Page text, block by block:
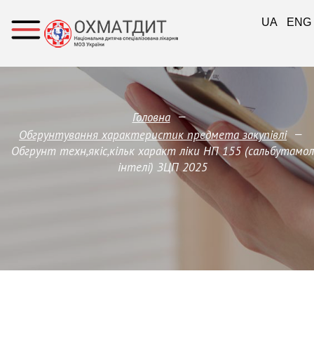
Головна —
Обгрунтування характеристик предмета закупівлi —
Обгрунт техн,якіс,кільк характ ліки НП 155 (сальбутамол
інтелі) ЗЦП 2025
UA ENG